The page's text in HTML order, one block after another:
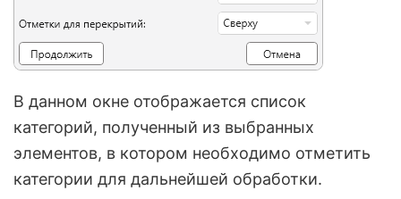
В данном окне отображается список
категорий, полученный из выбранных
элементов, в котором необходимо отметить
категории для дальнейшей обработки.